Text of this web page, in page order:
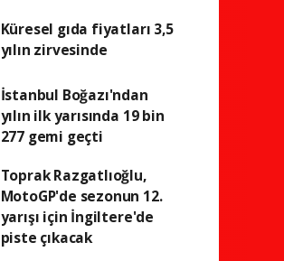
Küresel gıda fiyatları 3,5
yılın zirvesinde
İstanbul Boğazı'ndan
yılın ilk yarısında 19 bin
277 gemi geçti
Toprak Razgatlıoğlu,
MotoGP'de sezonun 12.
yarışı için İngiltere'de
piste çıkacak